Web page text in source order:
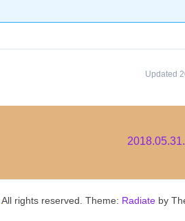
Updated
. All rights reserved. Theme: Radiate by